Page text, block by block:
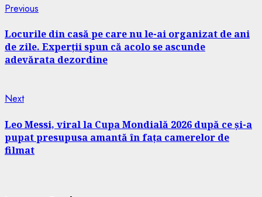
Continue
Reading
Previous
Locurile din casă pe care nu le-ai organizat de ani
de zile. Experții spun că acolo se ascunde
adevărata dezordine
NextNext
Leo Messi, viral la Cupa Mondială 2026 după ce și-a
pupat presupusa amantă în fața camerelor de
filmat